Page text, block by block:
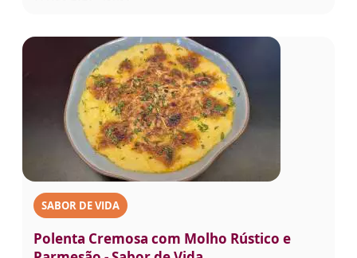
SABOR DE VIDA
Polenta Cremosa com Molho Rústico e